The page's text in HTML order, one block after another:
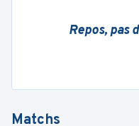
Repos, pas
Matchs